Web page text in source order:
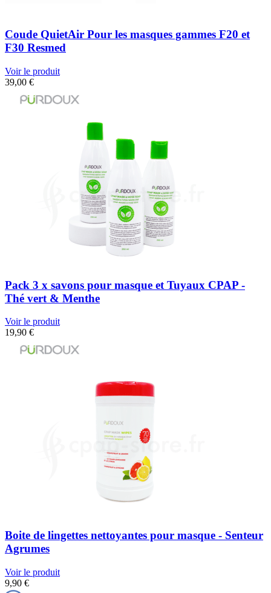
Coude QuietAir Pour les masques gammes F20 et
F30 Resmed
Voir le produit
39,00 €
Pack 3 x savons pour masque et Tuyaux CPAP -
Thé vert & Menthe
Voir le produit
19,90 €
Boite de lingettes nettoyantes pour masque - Senteur
Agrumes
Voir le produit
9,90 €